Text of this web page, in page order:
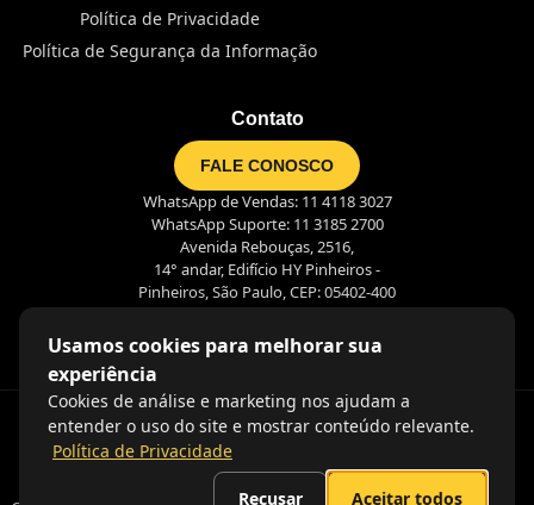
Política de Privacidade
Política de Segurança da Informação
Contato
FALE CONOSCO
WhatsApp de Vendas: 11 4118 3027
WhatsApp Suporte: 11 3185 2700
Avenida Rebouças, 2516,
14° andar, Edifício HY Pinheiros -
Pinheiros, São Paulo, CEP: 05402-400
Usamos cookies para melhorar sua
experiência
Cookies de análise e marketing nos ajudam a
entender o uso do site e mostrar conteúdo relevante.
Política de Privacidade
Recusar Aceitar todos